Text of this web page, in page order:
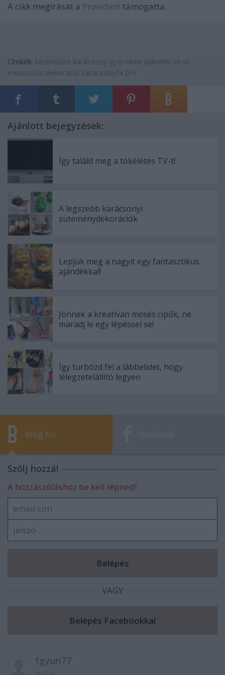
A cikk megírását a Provident támogatta.
Címkék: kézműves karácsony gyerekek ajándék olcsó
kreativitás dekoráció karácsonyfa DIY
Ajánlott bejegyzések:
Így találd meg a tökéletes TV-t!
A legszebb karácsonyi
süteménydekorációk
Lepjük meg a nagyit egy fantasztikus
ajándékkal!
Jönnek a kreatívan mesés cipők, ne
maradj le egy lépéssel se!
Így turbózd fel a lábbelidet, hogy
lélegzetelállító legyen
blog.hu
Szólj hozzá!
A hozzászóláshoz be kell lépned!
VAGY
fgyuri77